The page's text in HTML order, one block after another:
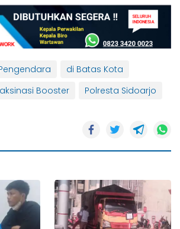
di Batas Kota
Booster
Polresta Sidoarjo